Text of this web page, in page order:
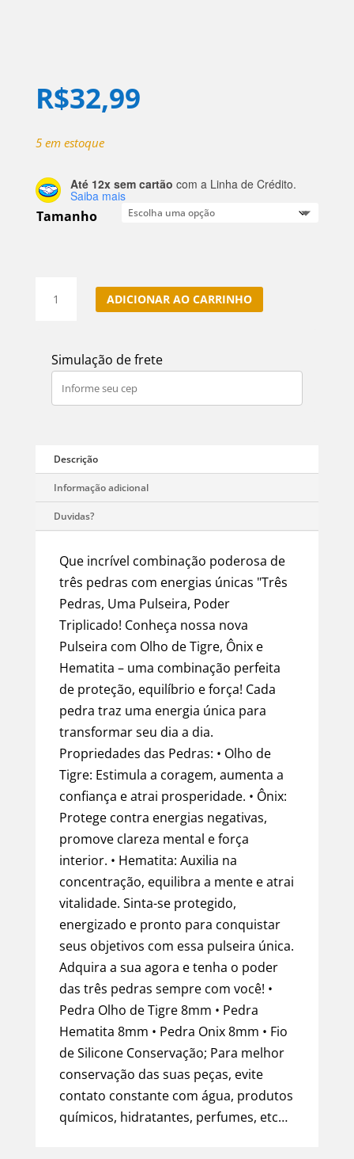
R$32,99
5 em estoque
Até 12x sem cartão com a Linha de Crédito.
Saiba mais
Tamanho
Triplicado,
Ônix
Olho
quantidade
ADICIONAR AO CARRINHO
Simulação de frete
Descrição
Informação adicional
Duvidas?
Que incrível combinação poderosa de
três pedras com energias únicas "Três
Pedras, Uma Pulseira, Poder
Triplicado! Conheça nossa nova
Pulseira com Olho de Tigre, Ônix e
Hematita – uma combinação perfeita
de proteção, equilíbrio e força! Cada
pedra traz uma energia única para
transformar seu dia a dia.
Propriedades das Pedras: • Olho de
Tigre: Estimula a coragem, aumenta a
confiança e atrai prosperidade. • Ônix:
Protege contra energias negativas,
promove clareza mental e força
interior. • Hematita: Auxilia na
concentração, equilibra a mente e atrai
vitalidade. Sinta-se protegido,
energizado e pronto para conquistar
seus objetivos com essa pulseira única.
Adquira a sua agora e tenha o poder
das três pedras sempre com você! •
Pedra Olho de Tigre 8mm • Pedra
Hematita 8mm • Pedra Onix 8mm • Fio
de Silicone Conservação; Para melhor
conservação das suas peças, evite
contato constante com água, produtos
químicos, hidratantes, perfumes, etc…